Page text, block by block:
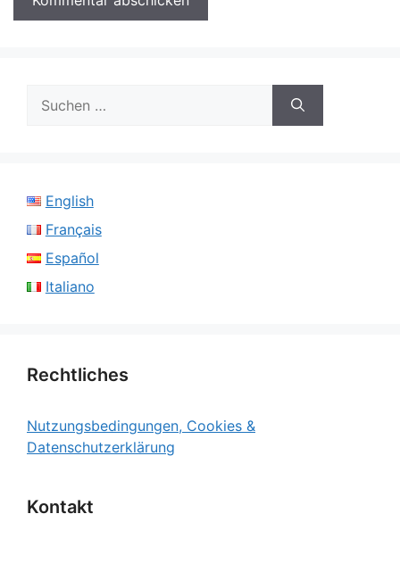
nach:
English
Français
Español
Italiano
Rechtliches
Nutzungsbedingungen, Cookies &
Datenschutzerklärung
Kontakt